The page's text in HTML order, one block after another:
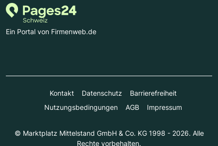
Ein Portal von Firmenweb.de
Kontakt Datenschutz
Barrierefreiheit
Nutzungsbedingungen
AGB Impressum
© Marktplatz Mittelstand GmbH & Co. KG 1998 - 2026. Alle
Rechte vorbehalten.